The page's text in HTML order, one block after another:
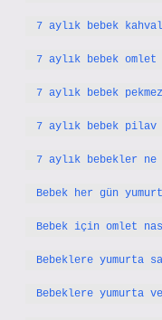
7 aylık bebek
7 aylık bebek
7 aylık bebek
7 aylık bebek pilav
7 aylık bebekler
Bebek her gün
Bebek için omlet
Bebeklere yumurta
Bebeklere